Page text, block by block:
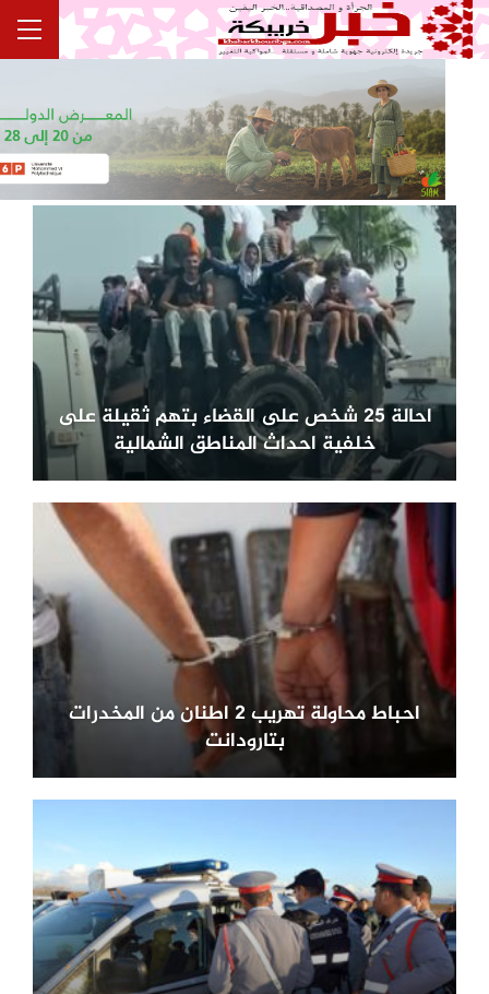
احالة 25 شخص على القضاء بتهم ثقيلة على
خلفية احداث المناطق الشمالية
احباط محاولة تهريب 2 اطنان من المخدرات
بتارودانت